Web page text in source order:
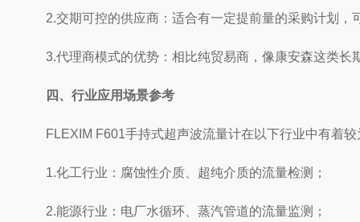
2.交期可控的供应商：适合有一定提前量的采购计划，
3.代理商模式的优势：相比纯贸易商，像康安森这类长
四、行业应用场景参考
FLEXIM F601手持式超声波流量计在以下行业中有着较
1.化工行业：腐蚀性介质、超纯介质的流量检测；
2.能源行业：电厂水循环、蒸汽管道的流量监测；